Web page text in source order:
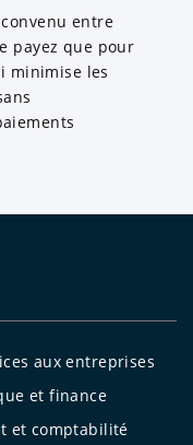
entre
payez que pour
minimise les
aux entreprises
et finance
et comptabilité